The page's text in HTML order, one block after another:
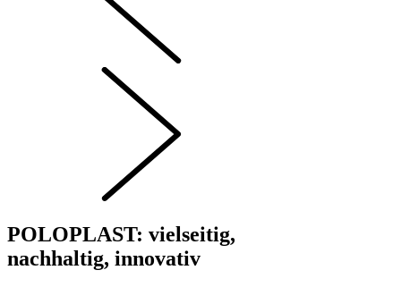
POLOPLAST: vielseitig,
nachhaltig, innovativ